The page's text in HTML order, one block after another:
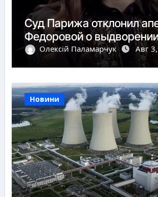
Суд Парижа отклонил
Федоровой о
Олексій Паламарчук Авг
Новини